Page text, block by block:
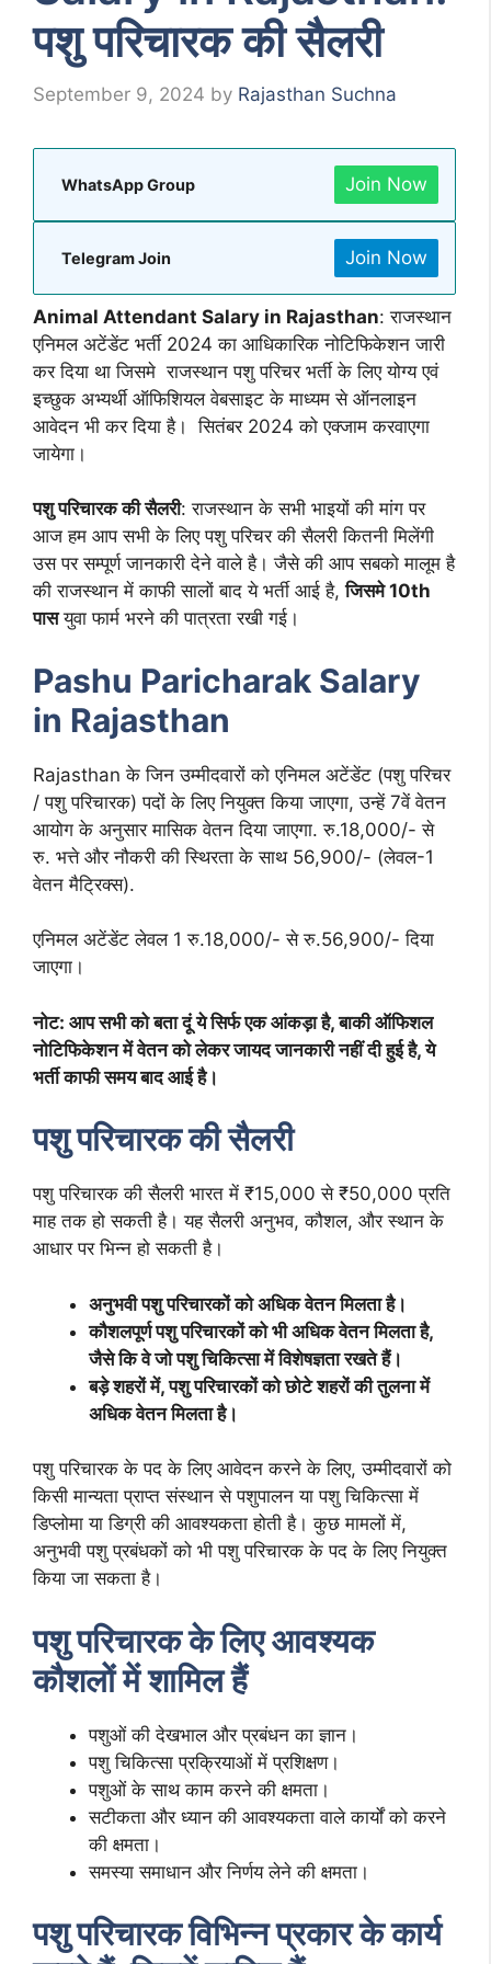
पशु परिचारक की सैलरी
September 9, 2024 by Rajasthan Suchna
WhatsApp Group Join Now
Telegram Join Join Now
Animal Attendant Salary in Rajasthan: राजस्थान
एनिमल अटेंडेंट भर्ती 2024 का आधिकारिक नोटिफिकेशन जारी
कर दिया था जिसमे राजस्थान पशु परिचर भर्ती के लिए योग्य एवं
इच्छुक अभ्यर्थी ऑफिशियल वेबसाइट के माध्यम से ऑनलाइन
आवेदन भी कर दिया है। सितंबर 2024 को एक्जाम करवाएगा
जायेगा।
पशु परिचारक की सैलरी: राजस्थान के सभी भाइयों की मांग पर
आज हम आप सभी के लिए पशु परिचर की सैलरी कितनी मिलेंगी
उस पर सम्पूर्ण जानकारी देने वाले है। जैसे की आप सबको मालूम है
की राजस्थान में काफी सालों बाद ये भर्ती आई है,जिसमे 10th
पासयुवा फार्म भरने की पात्रता रखी गई।
Pashu Paricharak Salary
in Rajasthan
Rajasthan के जिन उम्मीदवारों को एनिमल अटेंडेंट (पशु परिचर
/ पशु परिचारक) पदों के लिए नियुक्त किया जाएगा, उन्हें 7वें वेतन
आयोग के अनुसार मासिक वेतन दिया जाएगा. रु.18,000/- से
रु. भत्ते और नौकरी की स्थिरता के साथ 56,900/- (लेवल-1
वेतन मैट्रिक्स).
एनिमल अटेंडेंट लेवल 1 रु.18,000/- से रु.56,900/- दिया
जाएगा।
नोट: आप सभी को बता दूं ये सिर्फ एक आंकड़ा है, बाकी ऑफिशल
नोटिफिकेशन में वेतन को लेकर जायद जानकारी नहीं दी हुई है, ये
भर्ती काफी समय बाद आई है।
पशु परिचारक की सैलरी
पशु परिचारक की सैलरी भारत में ₹15,000 से ₹50,000 प्रति
माह तक हो सकती है। यह सैलरी अनुभव, कौशल, और स्थान के
आधार पर भिन्न हो सकती है।
अनुभवी पशु परिचारकों को अधिक वेतन मिलता है।
कौशलपूर्ण पशु परिचारकों को भी अधिक वेतन मिलता है,
जैसे कि वे जो पशु चिकित्सा में विशेषज्ञता रखते हैं।
बड़े शहरों में, पशु परिचारकों को छोटे शहरों की तुलना में
अधिक वेतन मिलता है।
पशु परिचारक के पद के लिए आवेदन करने के लिए, उम्मीदवारों को
किसी मान्यता प्राप्त संस्थान से पशुपालन या पशु चिकित्सा में
डिप्लोमा या डिग्री की आवश्यकता होती है। कुछ मामलों में,
अनुभवी पशु प्रबंधकों को भी पशु परिचारक के पद के लिए नियुक्त
किया जा सकता है।
पशु परिचारक के लिए आवश्यक
कौशलों में शामिल हैं
पशुओं की देखभाल और प्रबंधन का ज्ञान।
पशु चिकित्सा प्रक्रियाओं में प्रशिक्षण।
पशुओं के साथ काम करने की क्षमता।
सटीकता और ध्यान की आवश्यकता वाले कार्यों को करने
की क्षमता।
समस्या समाधान और निर्णय लेने की क्षमता।
पशु परिचारक विभिन्न प्रकार के कार्य